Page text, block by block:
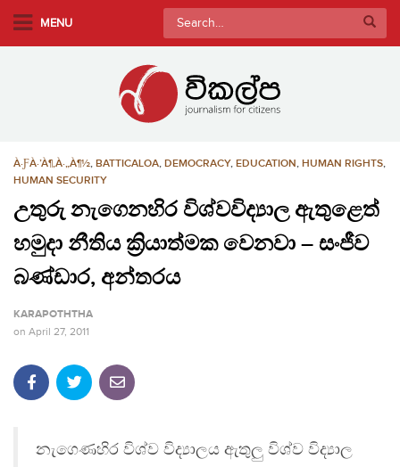
MENU
Search
for:
À·ƑÀ·’À¶‚À·„À¶½, BATTICALOA, DEMOCRACY, EDUCATION, HUMAN RIGHTS,
HUMAN SECURITY
උතුරු නැගෙනහිර විශ්වවිද්‍යාල ඇතුළෙත්
හමුදා නීතිය ක්‍රියාත්මක වෙනවා – සංජීව
බණ්ඩාර, අන්තරය
KARAPOTHTHA
on April 27, 2011
නැගෙණහිර විශ්ව විද්‍යාලය ඇතුලු විශ්ව විද්‍යාල